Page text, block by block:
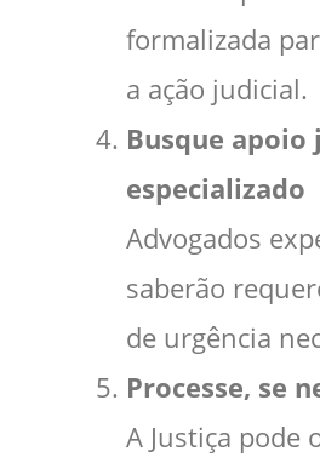
formalizada
a ação judicial.
Busque apoio
especializado
Advogados
saberão
de urgência
Processe, se
A Justiça pode